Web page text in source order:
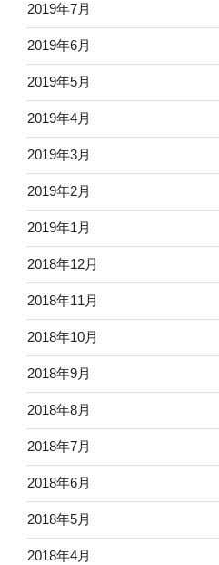
2019年7月
2019年6月
2019年5月
2019年4月
2019年3月
2019年2月
2019年1月
2018年12月
2018年11月
2018年10月
2018年9月
2018年8月
2018年7月
2018年6月
2018年5月
2018年4月